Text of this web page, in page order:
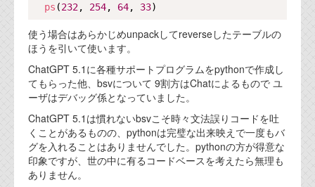
ps (232, 254, 64, 33
使う場合はあらかじめunpackしてreverseしたテーブルの
ほうを引いて使います。
ChatGPT 5.1に各種サポートプログラムをpythonで作成し
てもらった他、bsvについて 9割方はChatによるもので ユ
ーザはデバッグ係となっていました。
ChatGPT 5.1は慣れないbsvこそ時々文法誤りコードを吐
くことがあるものの、pythonは完璧な出来映えで一度もバ
グを入れることはありませんでした。pythonの方が得意な
印象ですが、世の中に有るコードベースを考えたら無理も
ありません。